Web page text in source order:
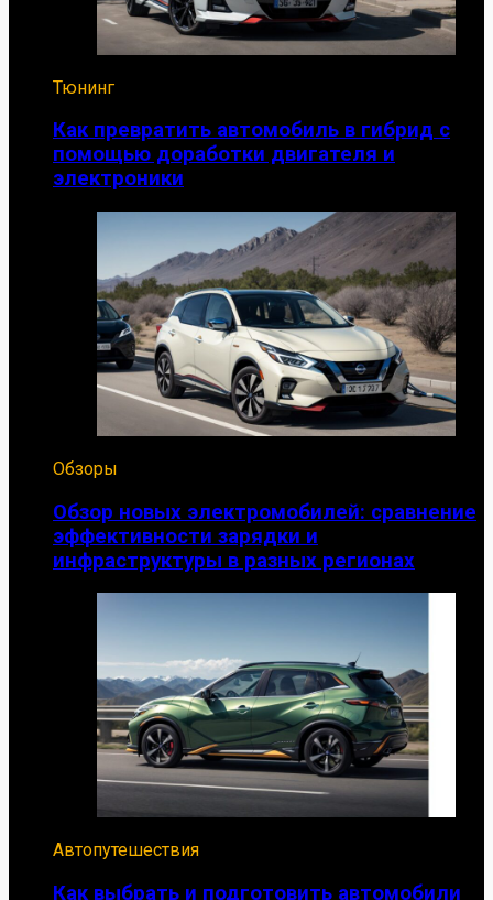
Тюнинг
Как превратить автомобиль в гибрид с
помощью доработки двигателя и
электроники
Обзоры
Обзор новых электромобилей: сравнение
эффективности зарядки и
инфраструктуры в разных регионах
Автопутешествия
Как выбрать и подготовить автомобили